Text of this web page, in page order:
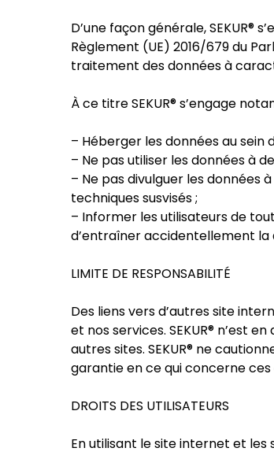
D’une façon générale,
Règlement (UE) 2016/679 du
traitement des données à
À ce titre SEKUR® s’engage
– Héberger les données au sein
– Ne pas utiliser les données à
– Ne pas divulguer les données
techniques susvisés ;
– Informer les utilisateurs de
d’entraîner accidentellement la
LIMITE DE RESPONSABILITÉ
Des liens vers d’autres site
et nos services. SEKUR® n’est
autres sites. SEKUR® ne
garantie en ce qui concerne ces
DROITS DES UTILISATEURS
En utilisant le site internet et les